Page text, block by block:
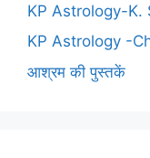
KP Astrology-K.
KP Astrology -
आश्रम की पुस्तकें